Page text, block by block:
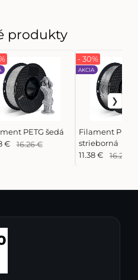
produkty
PETG šedá
€ 16.26 €
Filament PETG
strieborná
AKCIA
- 30%
11.38 € 16.26 €